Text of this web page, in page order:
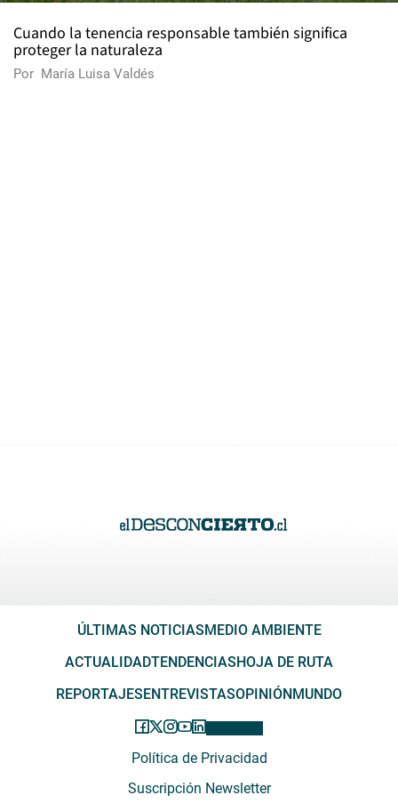
Cuando la tenencia responsable también significa
proteger la naturaleza
Por María Luisa Valdés
ÚLTIMAS NOTICIASMEDIO AMBIENTE
ACTUALIDADTENDENCIASHOJA DE RUTA
REPORTAJESENTREVISTASOPINIÓNMUNDO
Política de Privacidad
Suscripción Newsletter